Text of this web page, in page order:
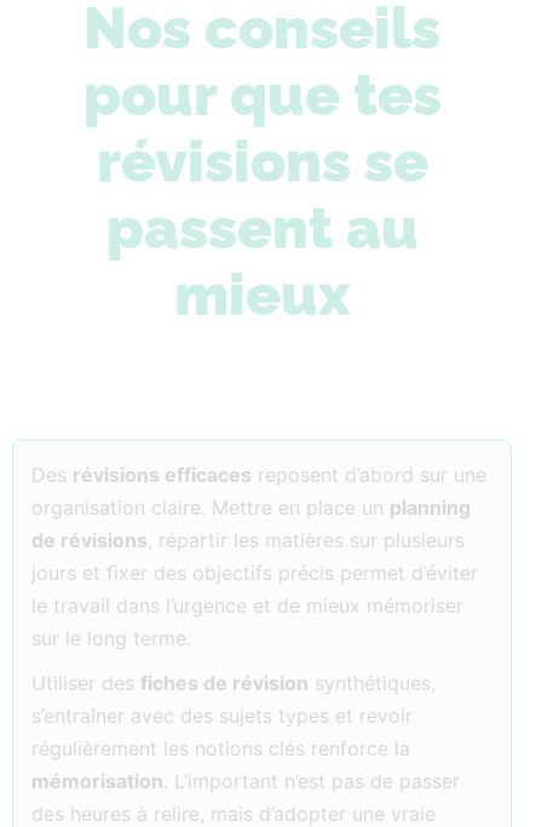
Nos conseils
pour que tes
révisions se
passent au
mieux
Des révisions efficaces reposent d’abord sur une
organisation claire. Mettre en place un planning
de révisions, répartir les matières sur plusieurs
jours et fixer des objectifs précis permet d’éviter
le travail dans l’urgence et de mieux mémoriser
sur le long terme.
Utiliser des fiches de révision synthétiques,
s’entraîner avec des sujets types et revoir
régulièrement les notions clés renforce la
mémorisation. L’important n’est pas de passer
des heures à relire, mais d’adopter une vraie